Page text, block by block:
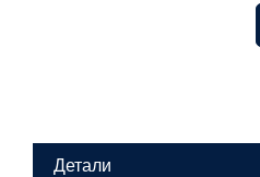
Детали